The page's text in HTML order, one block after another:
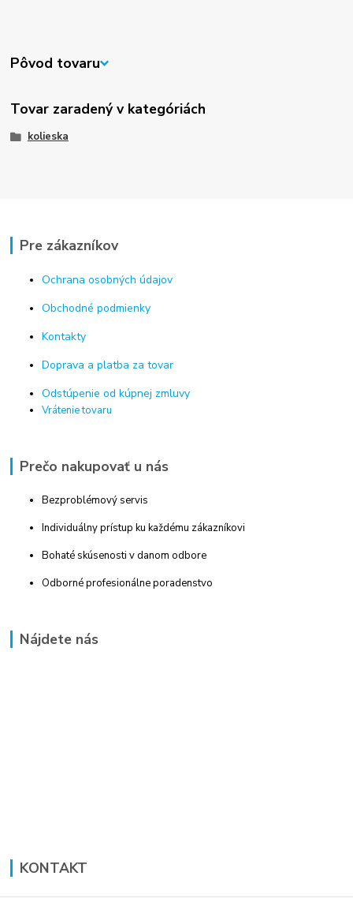
Pôvod tovaru
Tovar zaradený v kategóriách
kolieska
Pre zákazníkov
Ochrana osobných údajov
Obchodné podmienky
Kontakty
Doprava a platba za tovar
Odstúpenie od kúpnej zmluvy
Vrátenie tovaru
Prečo nakupovať u nás
Bezproblémový servis
Individuálny prístup ku každému zákazníkovi
Bohaté skúsenosti v danom odbore
Odborné profesionálne poradenstvo
Nájdete nás
KONTAKT